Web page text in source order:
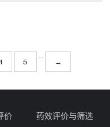
5 ··· →
价 药效评价与筛选